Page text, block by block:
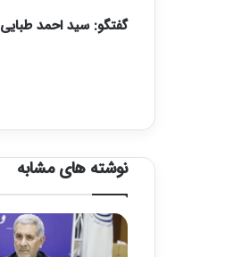
گفتگو: سید احمد طبایی
نوشته های مشابه